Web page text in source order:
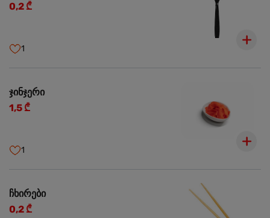
0,2 ₾
1
ჯინჯერი
1,5 ₾
1
ჩხირები
0,2 ₾